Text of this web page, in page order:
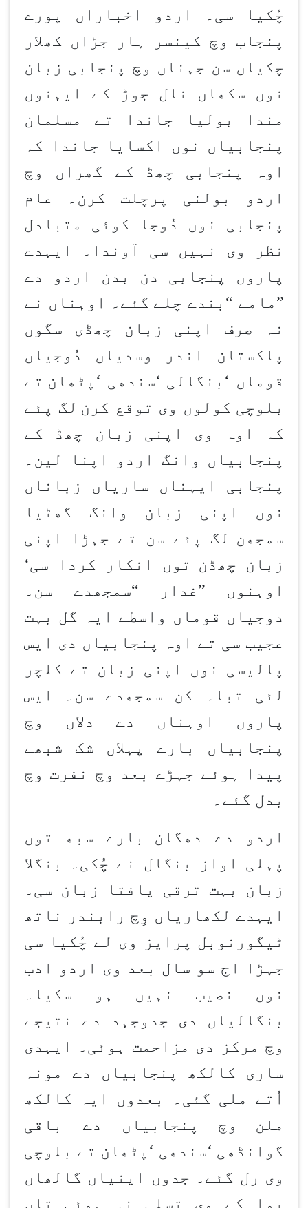
چُکیا سی۔ اردو اخباراں پورے
پنجاب وچ کینسر ہار جڑاں کھلار
چکیاں سن جہناں وچ پنجابی زبان
نوں سکھاں نال جوڑ کے ایہنوں
مندا بولیا جاندا تے مسلمان
پنجابیاں نوں اکسایا جاندا کہ
اوہ پنجابی چھڈ کے گھراں وچ
اردو بولنی پرچلت کرن۔ عام
پنجابی نوں دُوجا کوئی متبادل
نظر وی نہیں سی آوندا۔ ایہدے
پاروں پنجابی دن بدن اردو دے
”مامے “ بندے چلے گئے۔ اوہناں نے
نہ صرف اپنی زبان چھڈی سگوں
پاکستان اندر وسدیاں دُوجیاں
قوماں ‘ بنگالی ‘سندھی ‘ پٹھان تے
بلوچی کولوں وی توقع کرن لگ پئے
کہ اوہ وی اپنی زبان چھڈ کے
پنجابیاں وانگ اردو اپنا لین۔
پنجابی ایہناں ساریاں زباناں
نوں اپنی زبان وانگ گھٹیا
سمجھن لگ پئے سن تے جہڑا اپنی
زبان چھڈن
توں انکار کردا سی‘
اوہنوں ” غدار “سمجھدے سن۔
دوجیاں قوماں واسطے ایہ گل بہت
عجیب سی تے اوہ پنجابیاں دی ایس
پالیسی نوں اپنی زبان تے کلچر
لئی تباہ کن سمجھدے سن۔ ایس
پاروں اوہناں دے دلاں وچ
پنجابیاں بارے پہلاں شک شبھے
پیدا ہوئے جہڑے بعد وچ نفرت وچ
بدل گئے۔
اردو دے دھگان
بارے سبھ توں
پہلی اواز بنگال نے چُکی۔ بنگلا
زبان بہت ترقی یافتا زبان سی۔
ایہدے لکھاریاں وِچ رابندر ناتھ
ٹیگورنوبل پرایز وی لے چُکیا سی
جہڑا اج سو سال بعد وی اردو ادب
نوں نصیب نہیں ہو سکیا۔
بنگالیاں دی جدوجہد دے نتیجے
وچ مرکز دی مزاحمت ہوئی۔ ایہدی
ساری کالکھ پنجابیاں دے مونہ
اُتے ملی گئی۔ بعدوں ایہ کالکھ
ملن
وچ پنجابیاں دے باقی
گوانڈھی ‘سندھی ‘ پٹھان تے بلوچی
وی رل گئے۔ جدوں اینیاں گالھاں
پوا کے وی تسلی نہ ہوئی تاں